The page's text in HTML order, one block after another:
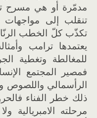
مدمّرة أو هي مسرح
تنقلب إلى مواجهات
تكذّب كلّ الخطب
يعتمدها ترامب
للمغالطة وتغطية
فمصير المجتمع
الرأسمالي واللصوص
ذلك خطر الفناء
مرحلته الامبريالية